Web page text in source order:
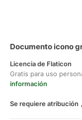
Documento icono
Licencia de Flaticon
Gratis para uso
información
Se requiere atribución